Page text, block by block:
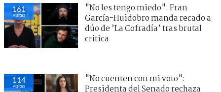
161
visitas
"No les tengo miedo": Fran
García-Huidobro manda recado a
dúo de ’La Cofradía’ tras brutal
crítica
114
visitas
"No cuenten con mi voto":
Presidenta del Senado rechaza